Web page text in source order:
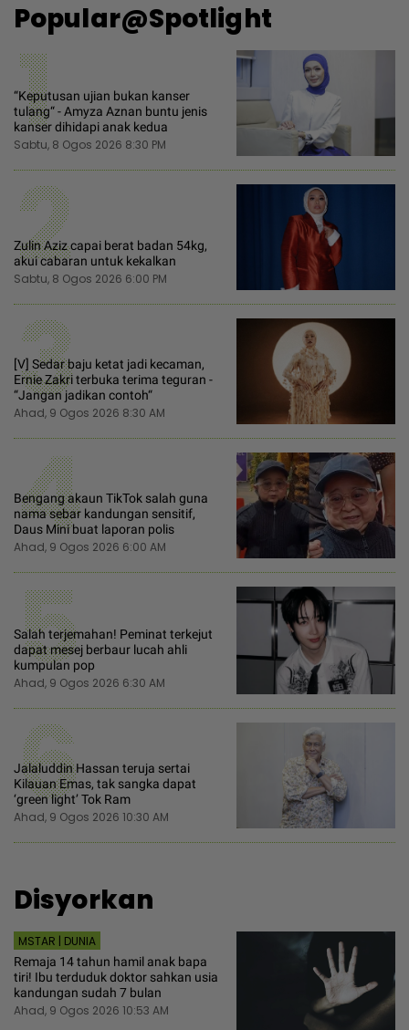
Popular@Spotlight
1
“Keputusan ujian bukan kanser
tulang“ - Amyza Aznan buntu jenis
kanser dihidapi anak kedua
Sabtu, 8 Ogos 2026 8:30 PM
2
Zulin Aziz capai berat badan 54kg,
akui cabaran untuk kekalkan
Sabtu, 8 Ogos 2026 6:00 PM
3
[V] Sedar baju ketat jadi kecaman,
Ernie Zakri terbuka terima teguran -
“Jangan jadikan contoh“
Ahad, 9 Ogos 2026 8:30 AM
4
Bengang akaun TikTok salah guna
nama sebar kandungan sensitif,
Daus Mini buat laporan polis
Ahad, 9 Ogos 2026 6:00 AM
5
Salah terjemahan! Peminat terkejut
dapat mesej berbaur lucah ahli
kumpulan pop
Ahad, 9 Ogos 2026 6:30 AM
6
Jalaluddin Hassan teruja sertai
Kilauan Emas, tak sangka dapat
‘green light’ Tok Ram
Ahad, 9 Ogos 2026 10:30 AM
Disyorkan
MSTAR | DUNIA
Remaja 14 tahun hamil anak bapa
tiri! Ibu terduduk doktor sahkan usia
kandungan sudah 7 bulan
Ahad, 9 Ogos 2026 10:53 AM